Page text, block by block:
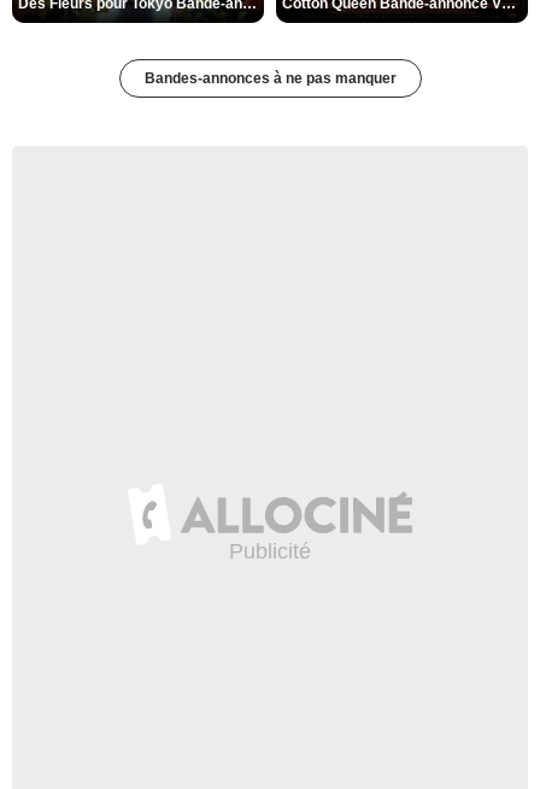
Des Fleurs pour Tokyo Bande-annonce VO STFR Cotton Queen Bande-annonce VO STFR
Bandes-annonces à ne pas manquer